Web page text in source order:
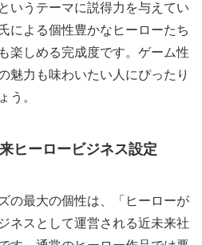
いうテーマに説得力を与えてい
による個性豊かなヒーローたち
楽しめる完成度です。ゲーム性
魅力も味わいたい人にぴったり
う。
ヒーロービジネス設定
の最大の個性は、「ヒーローが
ネスとして運営される近未来社